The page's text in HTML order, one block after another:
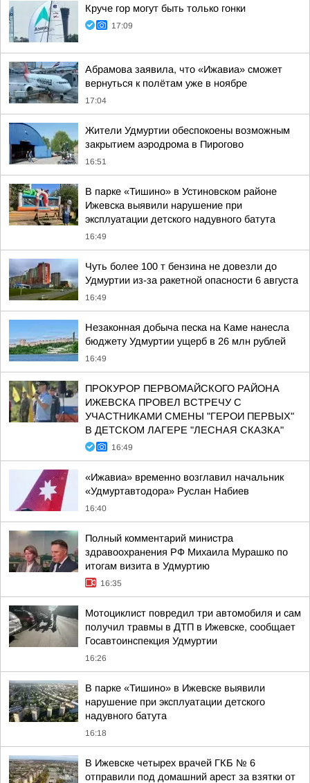
Круче гор могут быть только гонки
17:09
Абрамова заявила, что «Ижавиа» сможет
вернуться к полётам уже в ноябре
17:04
Жители Удмуртии обеспокоены возможным
закрытием аэродрома в Пирогово
16:51
В парке «Тишино» в Устиновском районе
Ижевска выявили нарушение при
эксплуатации детского надувного батута
16:49
Чуть более 100 т бензина не довезли до
Удмуртии из-за ракетной опасности 6 августа
16:49
Незаконная добыча песка на Каме нанесла
бюджету Удмуртии ущерб в 26 млн рублей
16:49
ПРОКУРОР ПЕРВОМАЙСКОГО РАЙОНА
ИЖЕВСКА ПРОВЕЛ ВСТРЕЧУ С
УЧАСТНИКАМИ СМЕНЫ "ГЕРОИ ПЕРВЫХ"
В ДЕТСКОМ ЛАГЕРЕ "ЛЕСНАЯ СКАЗКА"
16:49
«Ижавиа» временно возглавил начальник
«Удмуртавтодора» Руслан Набиев
16:40
Полный комментарий министра
здравоохранения РФ Михаила Мурашко по
итогам визита в Удмуртию
16:35
Мотоциклист повредил три автомобиля и сам
получил травмы в ДТП в Ижевске, сообщает
Госавтоинспекция Удмуртии
16:26
В парке «Тишино» в Ижевске выявили
нарушение при эксплуатации детского
надувного батута
16:18
В Ижевске четырех врачей ГКБ № 6
отправили под домашний арест за взятки от